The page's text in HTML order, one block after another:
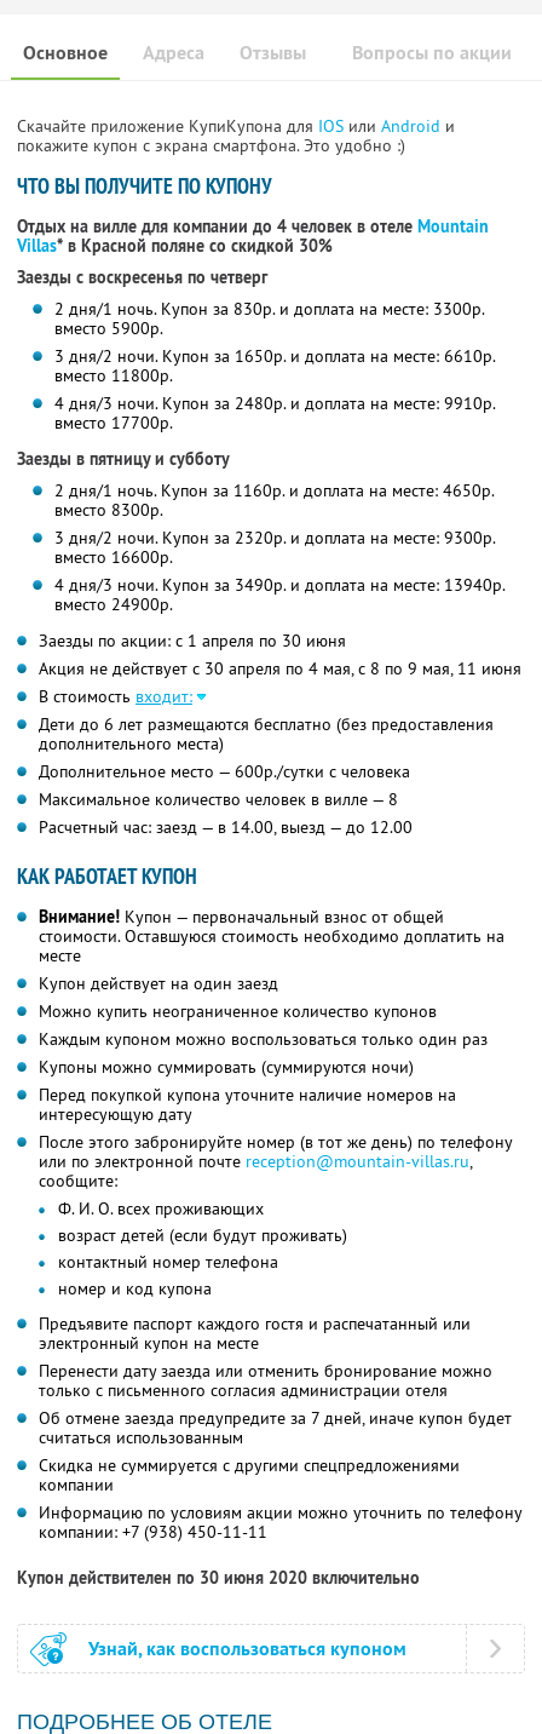
Основное Отзывы Вопросы по акции
Адреса
Скачайте приложение КупиКупона для IOS или Android и
покажите купон с экрана смартфона. Это удобно :)
ЧТО ВЫ ПОЛУЧИТЕ ПО КУПОНУ
Отдых на вилле для компании до 4 человек в отеле Mountain
Villas* в Красной поляне со скидкой 30%
Заезды с воскресенья по четверг
2 дня/1 ночь. Купон за 830р. и доплата на месте: 3300р.
вместо 5900р.
3 дня/2 ночи. Купон за 1650р. и доплата на месте: 6610р.
вместо 11800р.
4 дня/3 ночи. Купон за 2480р. и доплата на месте: 9910р.
вместо 17700р.
Заезды в пятницу и субботу
2 дня/1 ночь. Купон за 1160р. и доплата на месте: 4650р.
вместо 8300р.
3 дня/2 ночи. Купон за 2320р. и доплата на месте: 9300р.
вместо 16600р.
4 дня/3 ночи. Купон за 3490р. и доплата на месте: 13940р.
вместо 24900р.
Заезды по акции: с 1 апреля по 30 июня
Акция не действует с 30 апреля по 4 мая, с 8 по 9 мая, 11 июня
В стоимость входит:
Дети до 6 лет размещаются бесплатно (без предоставления
дополнительного места)
Дополнительное место — 600р./сутки с человека
Максимальное количество человек в вилле — 8
Расчетный час: заезд — в 14.00, выезд — до 12.00
КАК РАБОТАЕТ КУПОН
Внимание! Купон — первоначальный взнос от общей
стоимости. Оставшуюся стоимость необходимо доплатить на
месте
Купон действует на один заезд
Можно купить неограниченное количество купонов
Каждым купоном можно воспользоваться только один раз
Купоны можно суммировать (суммируются ночи)
Перед покупкой купона уточните наличие номеров на
интересующую дату
После этого забронируйте номер (в тот же день) по телефону
или по электронной почте reception@mountain-villas.ru,
сообщите:
Ф. И. О. всех проживающих
возраст детей (если будут проживать)
контактный номер телефона
номер и код купона
Предъявите паспорт каждого гостя и распечатанный или
электронный купон на месте
Перенести дату заезда или отменить бронирование можно
только с письменного согласия администрации отеля
Об отмене заезда предупредите за 7 дней, иначе купон будет
считаться использованным
Скидка не суммируется с другими спецпредложениями
компании
Информацию по условиям акции можно уточнить по телефону
компании: +7 (938) 450-11-11
Купон действителен по 30 июня 2020 включительно
Узнай, как воспользоваться купоном
ПОДРОБНЕЕ ОБ ОТЕЛЕ